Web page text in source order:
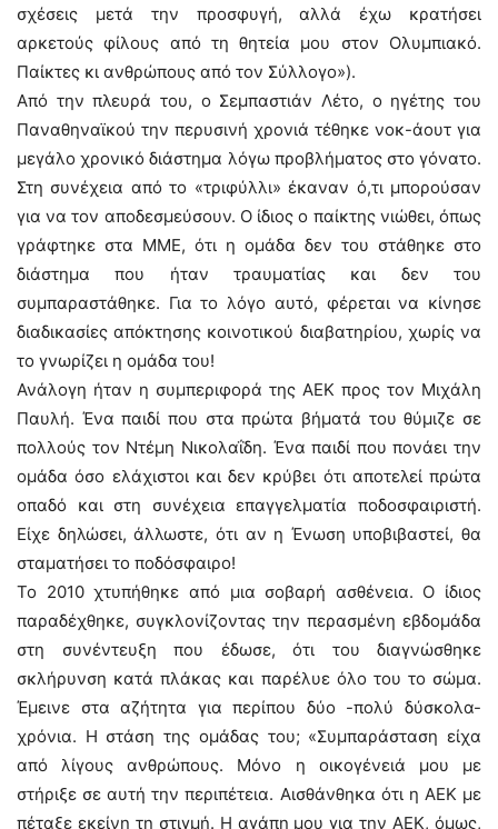
σχέσεις μετά την προσφυγή, αλλά έχω κρατήσει
αρκετούς φίλους από τη θητεία μου στον Ολυμπιακό.
Παίκτες κι ανθρώπους από τον Σύλλογο»).
Από την πλευρά του, ο Σεμπαστιάν Λέτο, ο ηγέτης του
Παναθηναϊκού την περυσινή χρονιά τέθηκε νοκ-άουτ για
μεγάλο χρονικό διάστημα λόγω προβλήματος στο γόνατο.
Στη συνέχεια από το «τριφύλλι» έκαναν ό,τι μπορούσαν
για να τον αποδεσμεύσουν. Ο ίδιος ο παίκτης νιώθει, όπως
γράφτηκε στα ΜΜΕ, ότι η ομάδα δεν του στάθηκε στο
διάστημα που ήταν τραυματίας και δεν του
συμπαραστάθηκε. Για το λόγο αυτό, φέρεται να κίνησε
διαδικασίες απόκτησης κοινοτικού διαβατηρίου, χωρίς να
το γνωρίζει η ομάδα του!
Ανάλογη ήταν η συμπεριφορά της ΑΕΚ προς τον Μιχάλη
Παυλή. Ένα παιδί που στα πρώτα βήματά του θύμιζε σε
πολλούς τον Ντέμη Νικολαΐδη. Ένα παιδί που πονάει την
ομάδα όσο ελάχιστοι και δεν κρύβει ότι αποτελεί πρώτα
οπαδό και στη συνέχεια επαγγελματία ποδοσφαιριστή.
Είχε δηλώσει, άλλωστε, ότι αν η Ένωση υποβιβαστεί, θα
σταματήσει το ποδόσφαιρο!
Το 2010 χτυπήθηκε από μια σοβαρή ασθένεια. Ο ίδιος
παραδέχθηκε, συγκλονίζοντας την περασμένη εβδομάδα
στη συνέντευξη που έδωσε, ότι του διαγνώσθηκε
σκλήρυνση κατά πλάκας και παρέλυε όλο του το σώμα.
Έμεινε στα αζήτητα για περίπου δύο -πολύ δύσκολα-
χρόνια. Η στάση της ομάδας του; «Συμπαράσταση είχα
από λίγους ανθρώπους. Μόνο η οικογένειά μου με
στήριξε σε αυτή την περιπέτεια. Αισθάνθηκα ότι η ΑΕΚ με
πέταξε εκείνη τη στιγμή. Η αγάπη μου για την ΑΕΚ, όμως,